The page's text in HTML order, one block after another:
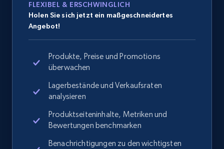
FLEXIBEL & ERSCHWINGLICH
Holen Sie sich jetzt ein maßgeschneidertes
Angebot!
Produkte, Preise und Promotions
überwachen
Lagerbestände und Verkaufsraten
analysieren
Produktseiteninhalte, Metriken und
Bewertungen benchmarken
Benachrichtigungen zu den wichtigsten